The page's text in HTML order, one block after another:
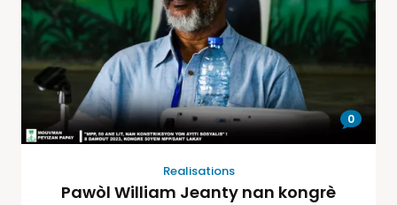
0
Realisations
Pawòl William Jeanty nan kongrè